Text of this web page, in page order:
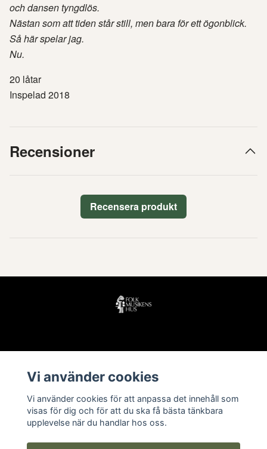
och dansen tyngdlös.
Nästan som att tiden står still, men bara för ett ögonblick.
Så här spelar jag.
Nu.
20 låtar
Inspelad 2018
Recensioner
Recensera produkt
Köpvillkor
Kontakt
Vi använder cookies
Vi använder cookies för att anpassa det innehåll som
visas för dig och för att du ska få bästa tänkbara
upplevelse när du handlar hos oss.